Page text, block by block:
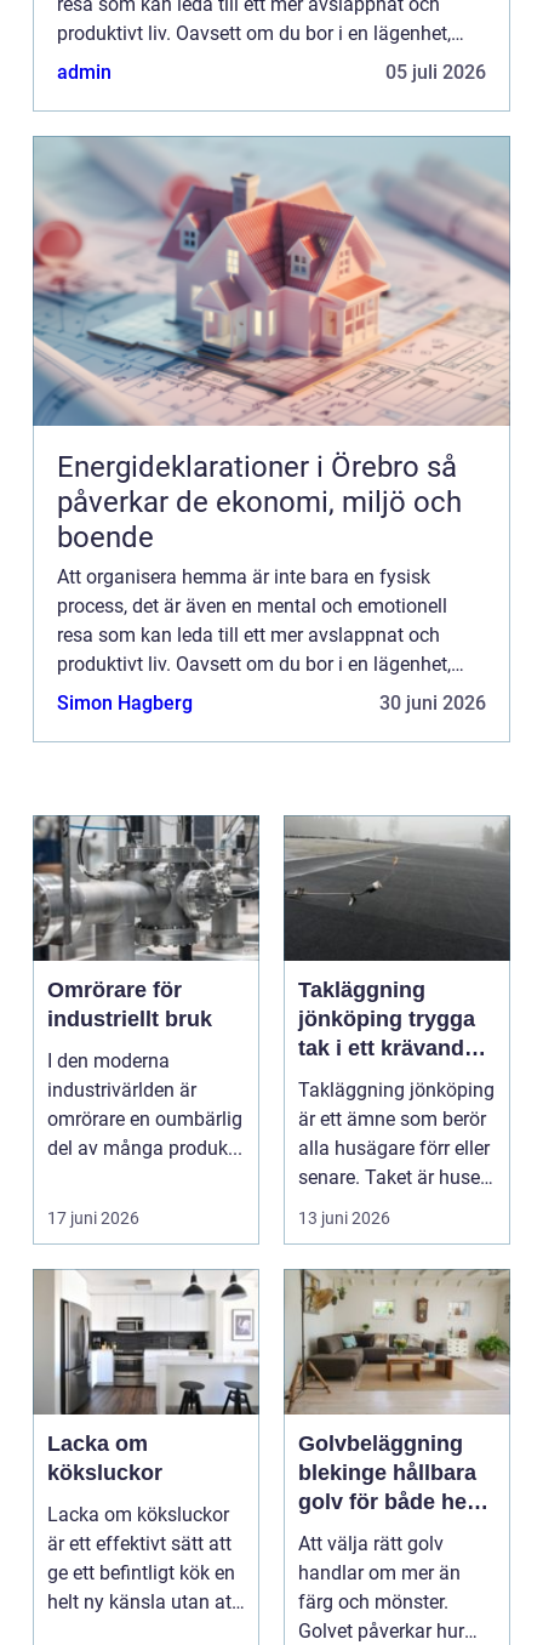
resa som kan leda till ett mer avslappnat och
produktivt liv. Oavsett om du bor i en lägenhet,
hus eller till och med i en studio, kan ö...
admin 05 juli 2026
Energideklarationer i Örebro så
påverkar de ekonomi, miljö och
boende
Att organisera hemma är inte bara en fysisk
process, det är även en mental och emotionell
resa som kan leda till ett mer avslappnat och
produktivt liv. Oavsett om du bor i en lägenhet,
hus eller till och med i en studio, kan ö...
Simon Hagberg 30 juni 2026
Omrörare för
industriellt bruk
I den moderna
industrivärlden är
omrörare en oumbärlig
del av många produk...
17 juni 2026
Takläggning
jönköping trygga
tak i ett krävande
småländskt klimat
Takläggning jönköping
är ett ämne som berör
alla husägare förr eller
senare. Taket är husets
viktiga...
13 juni 2026
Lacka om
köksluckor
Lacka om köksluckor
är ett effektivt sätt att
ge ett befintligt kök en
helt ny känsla utan att
Golvbeläggning
blekinge hållbara
golv för både hem
och företag
Att välja rätt golv
handlar om mer än
färg och mönster.
Golvet påverkar hur